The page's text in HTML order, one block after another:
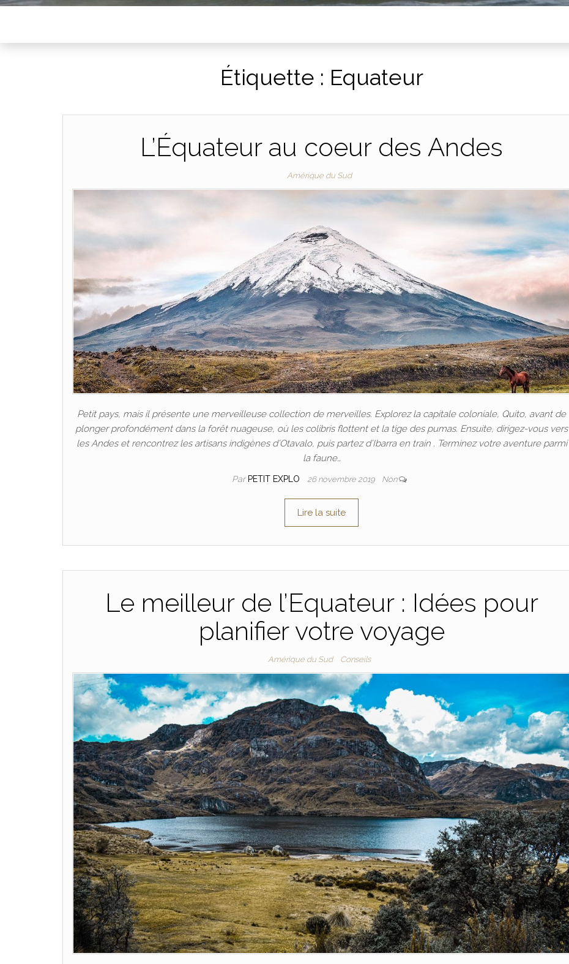
Étiquette : Equateur
L’Équateur au coeur des Andes
Amérique du Sud
Petit pays, mais il présente une merveilleuse collection de merveilles. Explorez la capitale coloniale, Quito, avant de
plonger profondément dans la forêt nuageuse, où les colibris flottent et la tige des pumas. Ensuite, dirigez-vous vers
les Andes et rencontrez les artisans indigènes d’Otavalo, puis partez d’Ibarra en train . Terminez votre aventure parmi
la faune…
Par PETIT EXPLO 26 novembre 2019 Non
Lire la suite
Le meilleur de l’Equateur : Idées pour
planifier votre voyage
Amérique du Sud Conseils